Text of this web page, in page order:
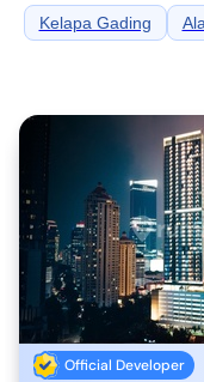
Kelapa Gading
Official Developer